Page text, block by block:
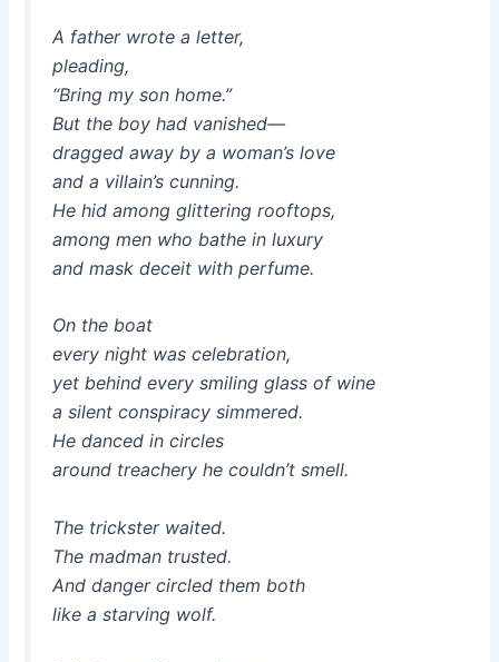
A father wrote a letter,
pleading,
“Bring my son home.”
But the boy had vanished—
dragged away by a woman’s love
and a villain’s cunning.
He hid among glittering rooftops,
among men who bathe in luxury
and mask deceit with perfume.
On the boat
every night was celebration,
yet behind every smiling glass of wine
a silent conspiracy simmered.
He danced in circles
around treachery he couldn’t smell.
The trickster waited.
The madman trusted.
And danger circled them both
like a starving wolf.